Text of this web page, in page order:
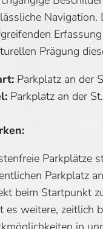
Navigation.
Prägung
Parkplatz an der
Parkplatz an der
Parkplätze
Parkplatz
beim Startpunkt
es weitere, zeitlich